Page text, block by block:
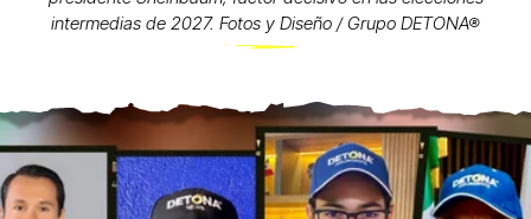
intermedias de 2027. Fotos y Diseño / Grupo DETONA®